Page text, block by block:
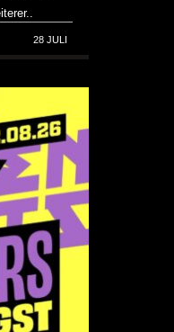
28 JULI